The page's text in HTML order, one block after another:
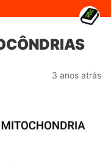
3 anos atrás